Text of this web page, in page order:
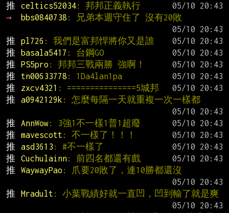
推 celtics52034: 邦邦正義執行
→
bbs0840738 : 兄弟本週守住了 沒有20敗
推
pl726 : 我們是富邦悍將你又是誰
推
basala5417 : 台鋼GO
推
PS5pro : 邦邦三戰兩勝 強啊！
推
tn00633778 : 1Da4lan1pa
推
zxcv4321 : ===============5城邦
推
a0942129k : 怎麼每隔一天就重複一次一樣都
推
AnnWow: 3強1不一樣1普1超廢
推
mavescott : 不一樣了！！！
推
asd3613 : #不一樣了
推
Cuchulainn: 前四名都還有戲
推
WaywayPao : 爪要20敗了，連10勝都還沒
推
Mradult : 小葉戰績好就一直凹，凹到輸了就是爽